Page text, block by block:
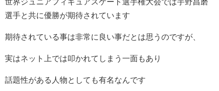
世界ジュニアフィギュアスケート選手権大会では宇野昌磨
選手と共に優勝が期待されています
期待されている事は非常に良い事だとは思うのですが、
実はネット上では叩かれてしまう一面もあり
話題性がある人物としても有名なんです